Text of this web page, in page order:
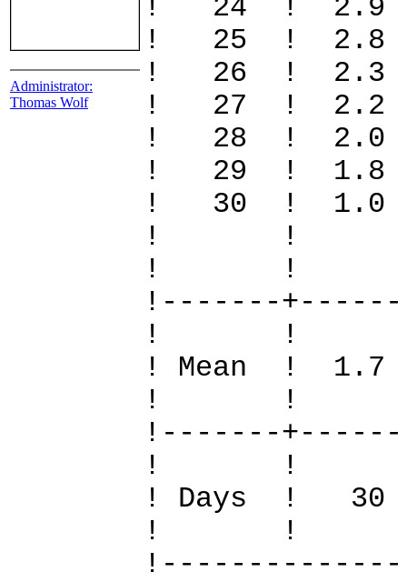
Administrator:
Thomas Wolf
! 24 ! 2.9
! 25 !
! 26 !
! 27 ! 2.2
! 28 ! 2.0
! 29 !
! 30 ! 1.0
!
!
!-------
!
! Mean !
!
!-------
!
! Days
!